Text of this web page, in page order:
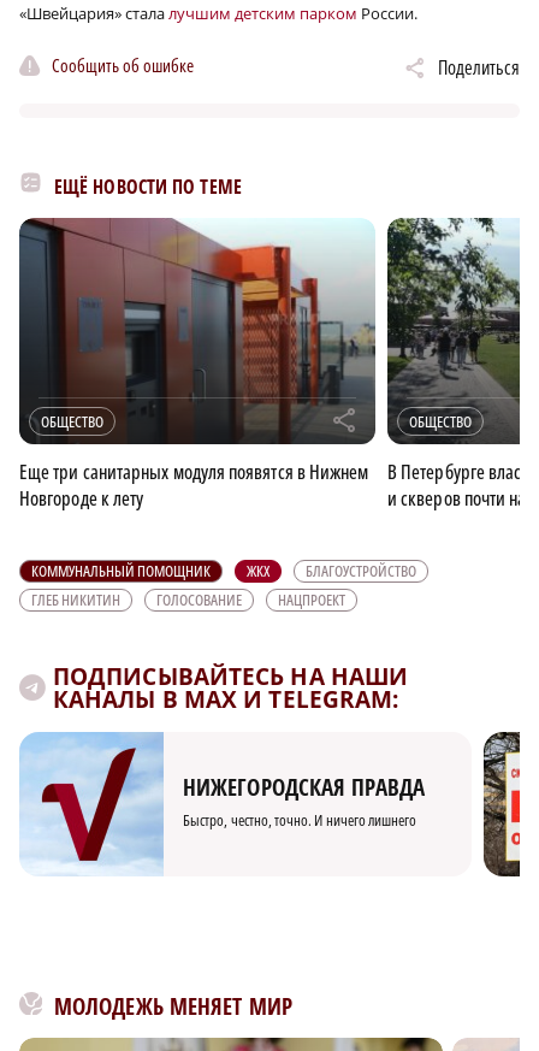
«Швейцария» стала лучшим детским парком России.
Сообщить об ошибке Поделиться
ЕЩЁ НОВОСТИ ПО ТЕМЕ
ОБЩЕСТВО r
Еще три санитарных модуля появятся в Нижнем
Новгороде к лету
ОБЩЕСТВО
В Петербурге
и скверов почти на
КОММУНАЛЬНЫЙ ПОМОЩНИК ЖКХ
БЛАГОУСТРОЙСТВО
ГЛЕБ НИКИТИН
ГОЛОСОВАНИЕ НАЦПРОЕКТ
ПОДПИСЫВАЙТЕСЬ НА НАШИ
КАНАЛЫ В MAX И TELEGRAM:
НИЖЕГОРОДСКАЯ ПРАВДА
Быстро, честно, точно. И ничего лишнего
МОЛОДЕЖЬ МЕНЯЕТ МИР